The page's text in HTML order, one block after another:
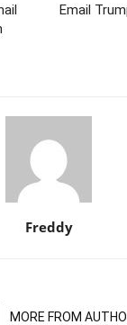
Email
Freddy
MORE FROM